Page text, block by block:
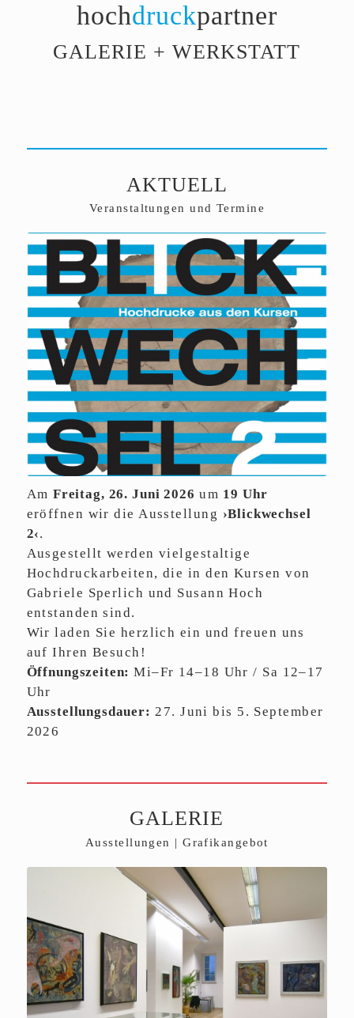
hochdruckpartner
GALERIE + WERKSTATT
AKTUELL
Veranstaltungen und Termine
Am Freitag, 26. Juni 2026 um 19 Uhr
eröffnen wir die Ausstellung ›Blickwechsel
2‹.
Ausgestellt werden vielgestaltige
Hochdruckarbeiten, die in den Kursen von
Gabriele Sperlich und Susann Hoch
entstanden sind.
Wir laden Sie herzlich ein und freuen uns
auf Ihren Besuch!
Öffnungszeiten:Mi–Fr 14–18 Uhr / Sa 12–17
Uhr
Ausstellungsdauer: 27. Juni bis 5. September
2026
GALERIE
Ausstellungen | Grafikangebot